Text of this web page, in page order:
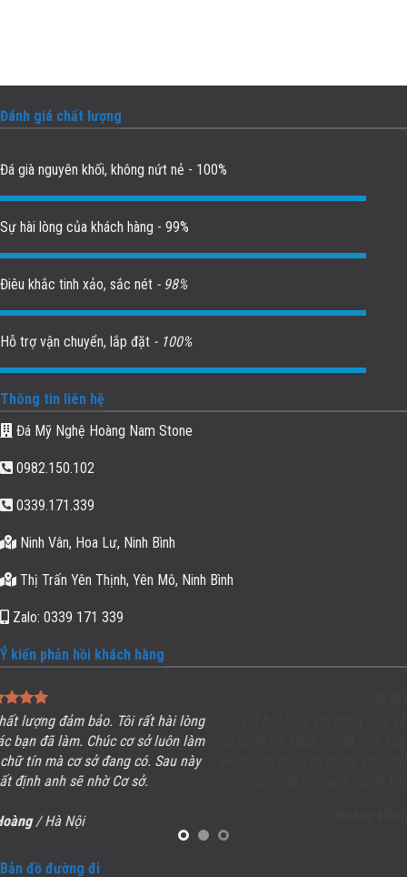
Đánh giá chất lượng
Đá già nguyên khối, không nứt nẻ - 100%
Sự hài lòng của khách hàng - 99%
Điêu khắc tinh xảo, sắc nét - 98%
Hỗ trợ vận chuyển, lắp đặt - 100%
Thông tin liên hệ
Đá Mỹ Nghệ Hoàng Nam Stone
0982.150.102
0339.171.339
Ninh Vân, Hoa Lư, Ninh Bình
Thị Trấn Yên Thịnh, Yên Mô, Ninh Bình
Zalo: 0339 171 339
Ý kiến phản hồi khách hàng
Tôi rất hài lòng khi công việc về đích đúng hẹn, chất lượng, uy
so sánh với lăng mộ đá mới xây dựng bên cạnh, cũng của thợ
Bình làm, đúng là có sự khác biệt hoàn toàn. Khu
chúc anh em luôn mạnh khỏe, cơ sở ngày càng phát triển.
Bản đồ đường đi